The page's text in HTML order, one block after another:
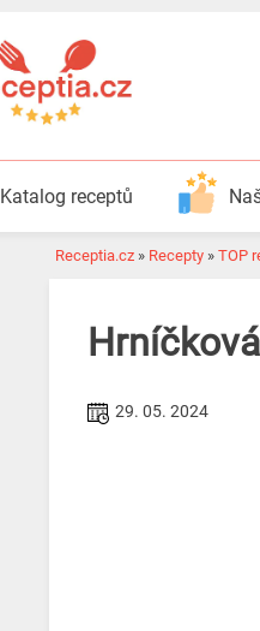
Katalog receptů
Receptia.cz » Recepty » TOP
29. 05. 2024